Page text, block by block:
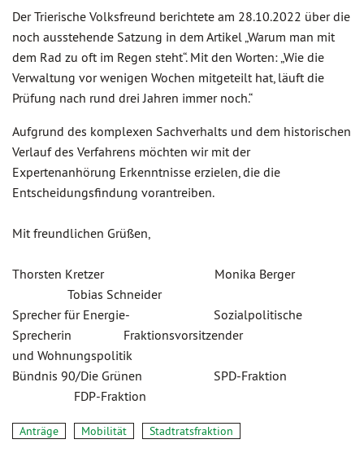
Der Trierische Volksfreund berichtete am 28.10.2022 über die
noch ausstehende Satzung in dem Artikel „Warum man mit
dem Rad zu oft im Regen steht“. Mit den Worten: „Wie die
Verwaltung vor wenigen Wochen mitgeteilt hat, läuft die
Prüfung nach rund drei Jahren immer noch.“
Aufgrund des komplexen Sachverhalts und dem historischen
Verlauf des Verfahrens möchten wir mit der
Expertenanhörung Erkenntnisse erzielen, die die
Entscheidungsfindung vorantreiben.
Mit freundlichen Grüßen,
Thorsten Kretzer Monika Berger
Tobias Schneider
Sprecher für Energie- Sozialpolitische
Sprecherin Fraktionsvorsitzender
und Wohnungspolitik
Bündnis 90/Die Grünen SPD-Fraktion
FDP-Fraktion
Anträge Mobilität Stadtratsfraktion